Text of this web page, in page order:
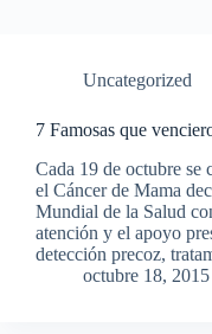
Uncategorized
7 Famosas que
Cada 19 de octubre se
el Cáncer de Mama
Mundial de la Salud
atención y el apoyo
detección precoz,
octubre 18, 2015